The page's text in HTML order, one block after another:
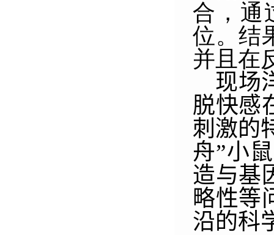
合，通
位。结
并且在
现场
脱快感
刺激的
舟”小
造与基
略性等
沿的科